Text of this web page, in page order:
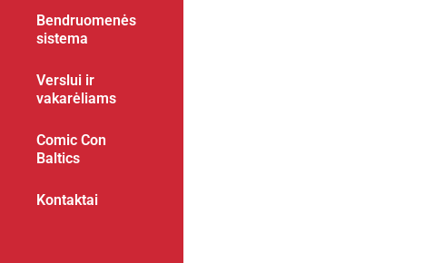
Bendruomenės
sistema
Verslui ir
vakarėliams
Comic Con
Baltics
Kontaktai